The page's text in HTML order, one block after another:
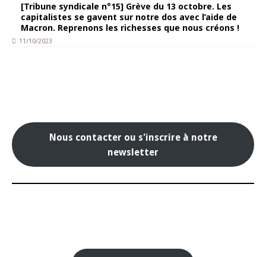
[Tribune syndicale n°15] Grève du 13 octobre. Les
capitalistes se gavent sur notre dos avec l’aide de
Macron. Reprenons les richesses que nous créons !
11/10/2023
Nous contacter ou s'inscrire à notre
newsletter